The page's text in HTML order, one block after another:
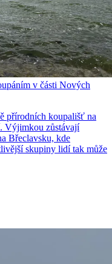
v části Nových
přírodních koupališť na
Výjimkou zůstávají
Břeclavsku, kde
skupiny lidí tak může